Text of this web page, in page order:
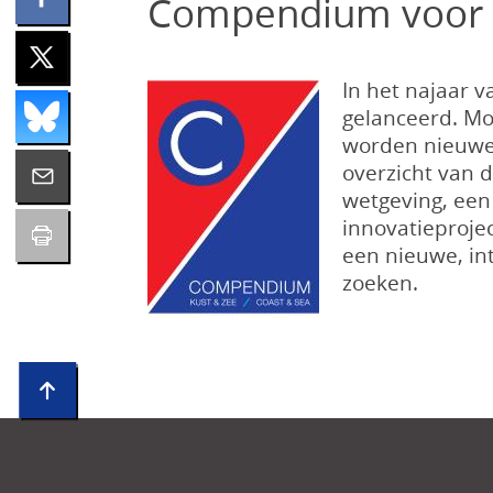
Compendium voor
In het najaar
gelanceerd.
worden
overzicht van
wetgeving,
een nieuwe,
zoeken.